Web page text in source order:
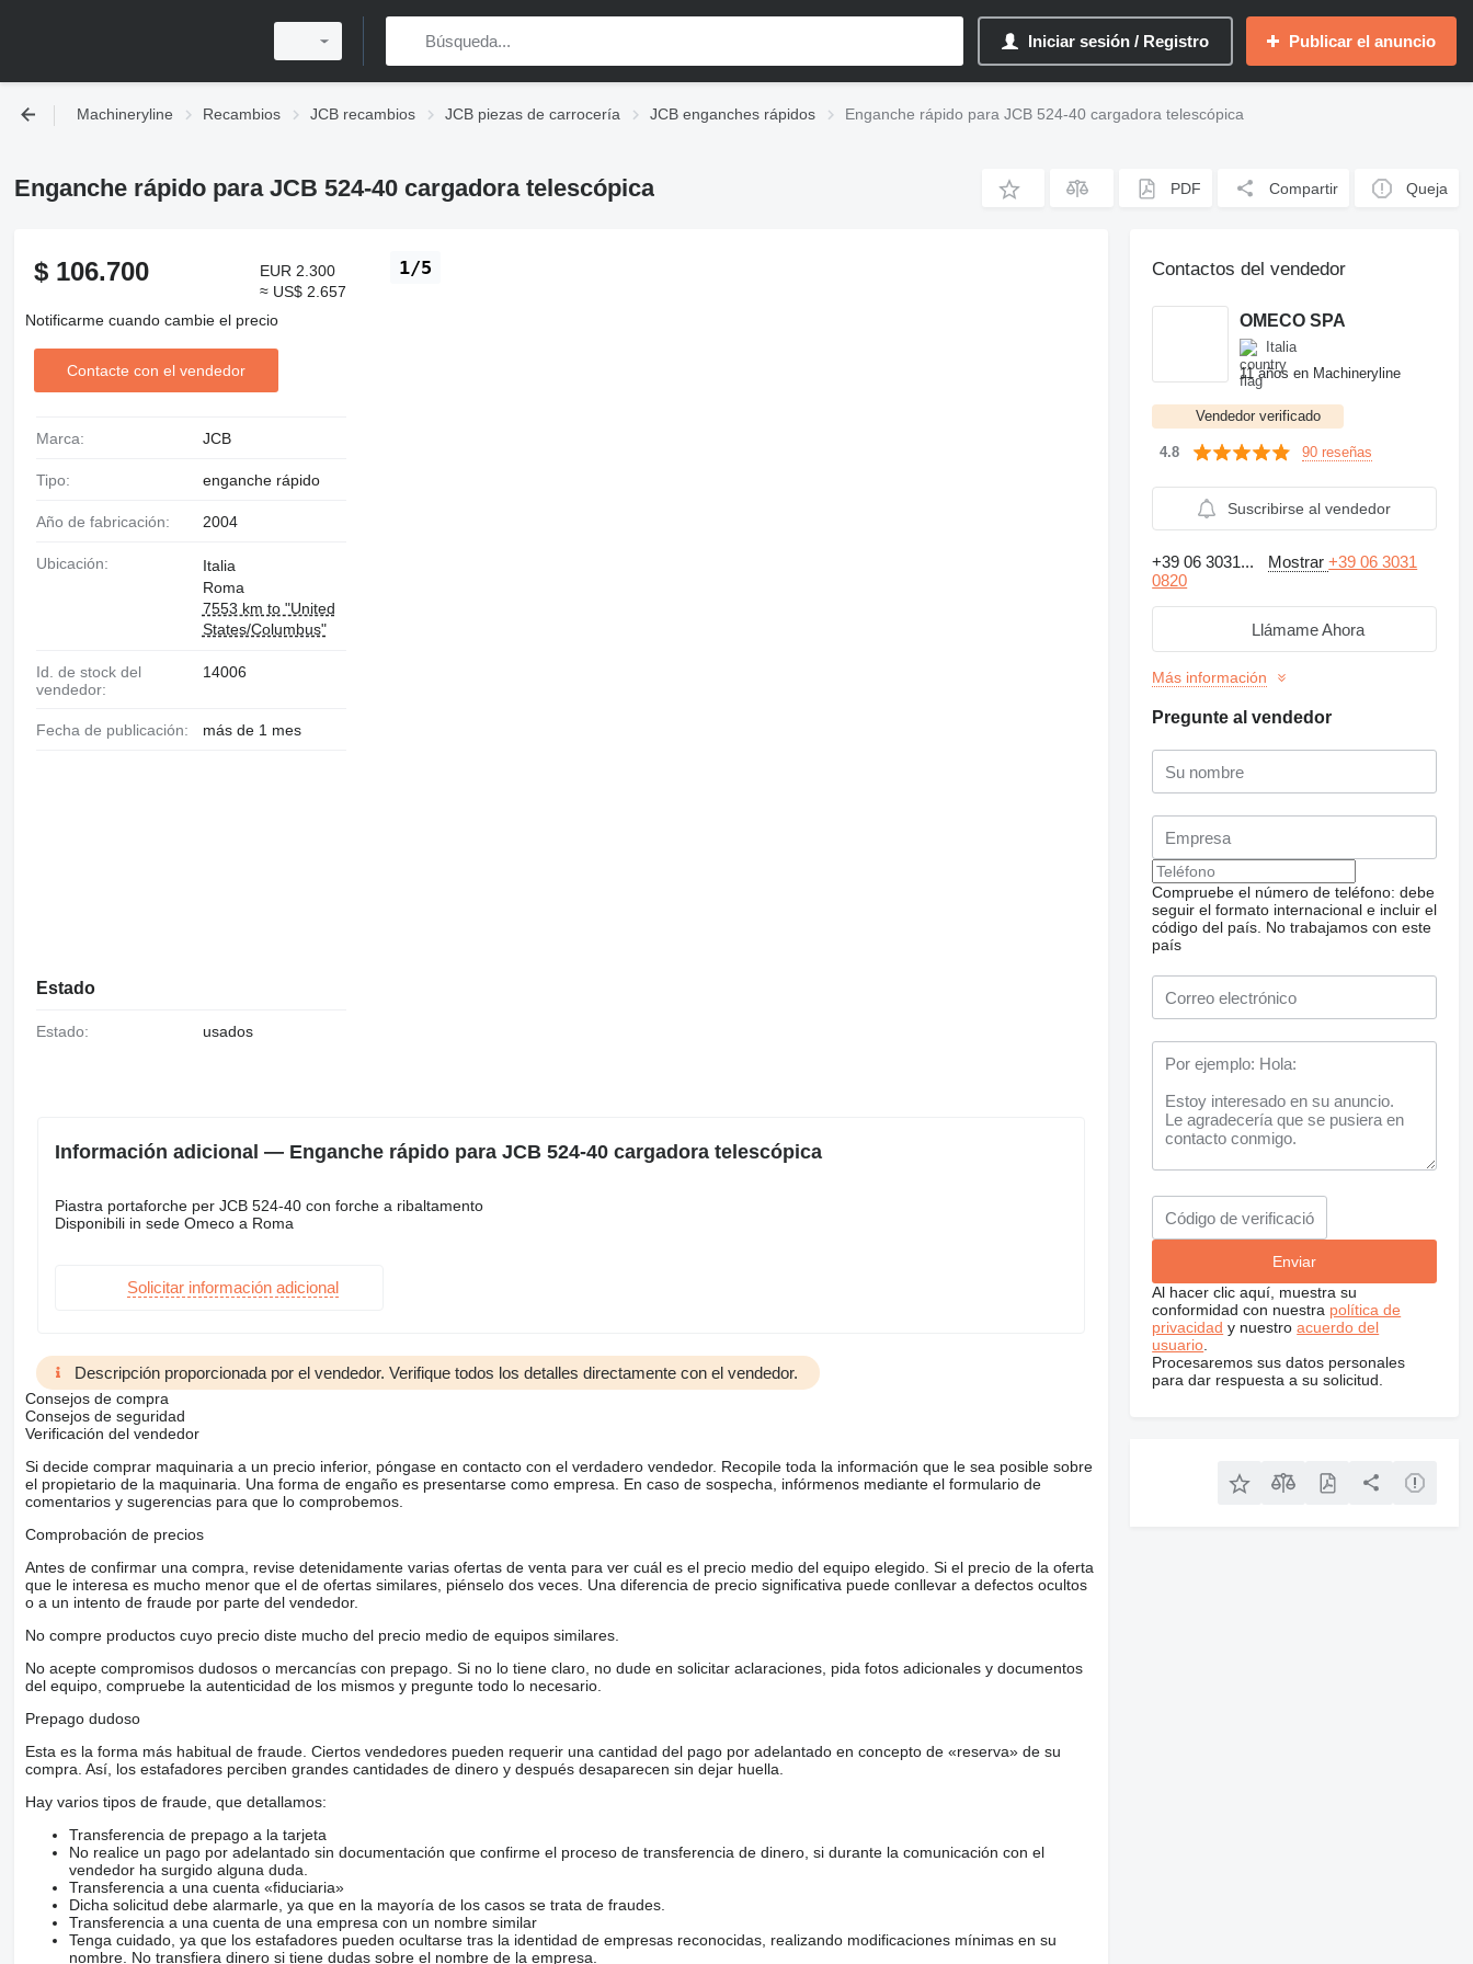
Iniciar sesión / Registro Publicar el anuncio
Machineryline Recambios JCB recambios JCB piezas de carrocería JCB enganches rápidos Enganche rápido para JCB 524-40 cargadora telescópica
Enganche rápido para JCB 524-40 cargadora telescópica PDF Compartir Queja
Solicitar fotos
1/5
$ 106.700
EUR 2.300
≈ US$ 2.657
Notificarme cuando cambie el precio
Contacte con el vendedor
Marca: JCB
Tipo: enganche rápido
Año de fabricación: 2004
Ubicación:
Italia
Roma
7553 km to "United
States/Columbus"
Id. de stock del
vendedor:
14006
Fecha de publicación: más de 1 mes
Estado
Estado: usados
Información adicional — Enganche rápido para JCB 524-40 cargadora telescópica
Piastra portaforche per JCB 524-40 con forche a ribaltamento
Disponibili in sede Omeco a Roma
Solicitar información adicional
Descripción proporcionada por el vendedor. Verifique todos los detalles directamente con el vendedor.
Consejos de compra
Consejos de seguridad
Verificación del vendedor
Si decide comprar maquinaria a un precio inferior, póngase en contacto con el verdadero vendedor. Recopile toda la información que le sea posible sobre
el propietario de la maquinaria. Una forma de engaño es presentarse como empresa. En caso de sospecha, infórmenos mediante el formulario de
comentarios y sugerencias para que lo comprobemos.
Comprobación de precios
Antes de confirmar una compra, revise detenidamente varias ofertas de venta para ver cuál es el precio medio del equipo elegido. Si el precio de la oferta
que le interesa es mucho menor que el de ofertas similares, piénselo dos veces. Una diferencia de precio significativa puede conllevar a defectos ocultos
o a un intento de fraude por parte del vendedor.
No compre productos cuyo precio diste mucho del precio medio de equipos similares.
No acepte compromisos dudosos o mercancías con prepago. Si no lo tiene claro, no dude en solicitar aclaraciones, pida fotos adicionales y documentos
del equipo, compruebe la autenticidad de los mismos y pregunte todo lo necesario.
Prepago dudoso
Esta es la forma más habitual de fraude. Ciertos vendedores pueden requerir una cantidad del pago por adelantado en concepto de «reserva» de su
compra. Así, los estafadores perciben grandes cantidades de dinero y después desaparecen sin dejar huella.
Hay varios tipos de fraude, que detallamos:
Transferencia de prepago a la tarjeta
No realice un pago por adelantado sin documentación que confirme el proceso de transferencia de dinero, si durante la comunicación con el
vendedor ha surgido alguna duda.
Transferencia a una cuenta «fiduciaria»
Dicha solicitud debe alarmarle, ya que en la mayoría de los casos se trata de fraudes.
Transferencia a una cuenta de una empresa con un nombre similar
Tenga cuidado, ya que los estafadores pueden ocultarse tras la identidad de empresas reconocidas, realizando modificaciones mínimas en su
nombre. No transfiera dinero si tiene dudas sobre el nombre de la empresa.
Contactos del vendedor
OMECO SPA
Italia
11 años en Machineryline
Vendedor verificado
4.8 90 reseñas
Suscribirse al vendedor
+39 06 3031... Mostrar+39 06 3031
0820
Llámame Ahora
Más información
Pregunte al vendedor
Compruebe el número de teléfono: debe
seguir el formato internacional e incluir el
código del país. No trabajamos con este
país
Al hacer clic aquí, muestra su
conformidad con nuestra política de
privacidad y nuestroacuerdo del
usuario
Procesaremos sus datos personales
para dar respuesta a su solicitud.